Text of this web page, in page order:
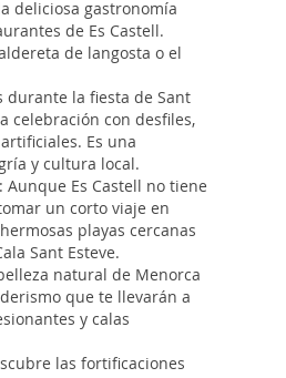
deliciosa gastronomía
de Es Castell.
de langosta o el
durante la fiesta de Sant
celebración con desfiles,
Es una
y cultura local.
Aunque Es Castell no tiene
un corto viaje en
playas cercanas
Sant Esteve.
natural de Menorca
que te llevarán a
y calas
las fortificaciones